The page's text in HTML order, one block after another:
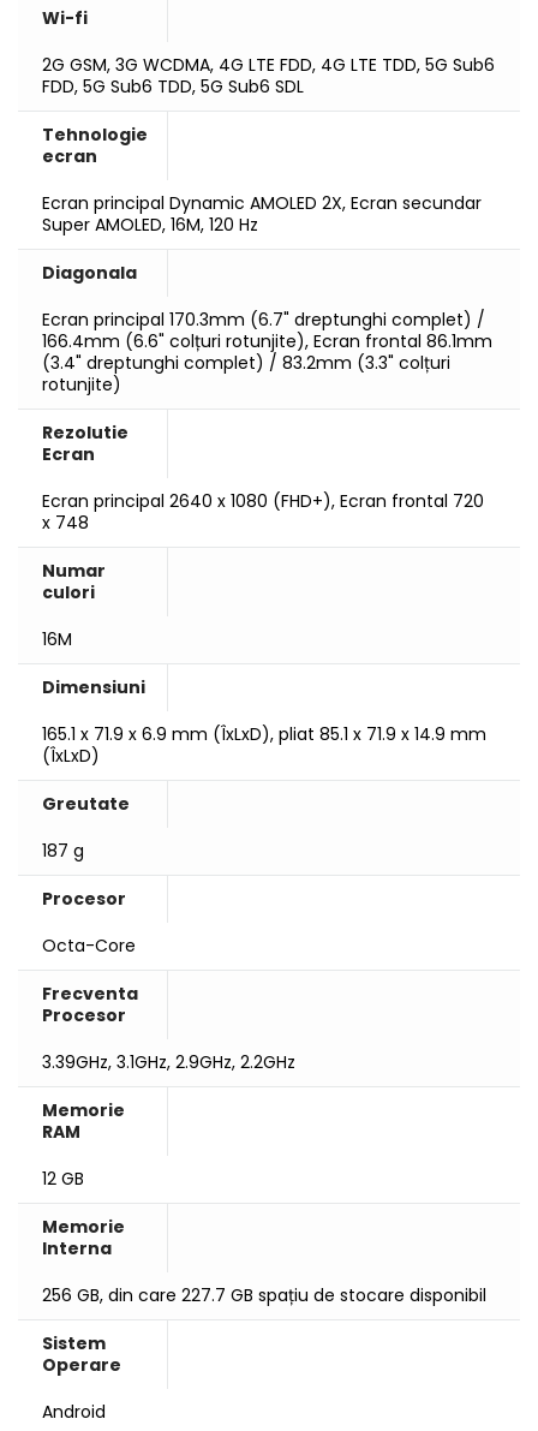
Wi-fi
2G GSM, 3G WCDMA, 4G LTE FDD, 4G LTE TDD, 5G Sub6
FDD, 5G Sub6 TDD, 5G Sub6 SDL
Tehnologie
ecran
Ecran principal Dynamic AMOLED 2X, Ecran secundar
Super AMOLED, 16M, 120 Hz
Diagonala
Ecran principal 170.3mm (6.7" dreptunghi complet) /
166.4mm (6.6" colțuri rotunjite), Ecran frontal 86.1mm
(3.4" dreptunghi complet) / 83.2mm (3.3" colțuri
rotunjite)
Rezolutie
Ecran
Ecran principal 2640 x 1080 (FHD+), Ecran frontal 720
x 748
Numar
culori
16M
Dimensiuni
165.1 x 71.9 x 6.9 mm (ÎxLxD), pliat 85.1 x 71.9 x 14.9 mm
(ÎxLxD)
Greutate
187 g
Procesor
Octa-Core
Frecventa
Procesor
3.39GHz, 3.1GHz, 2.9GHz, 2.2GHz
Memorie
RAM
12 GB
Memorie
Interna
256 GB, din care 227.7 GB spațiu de stocare disponibil
Sistem
Operare
Android